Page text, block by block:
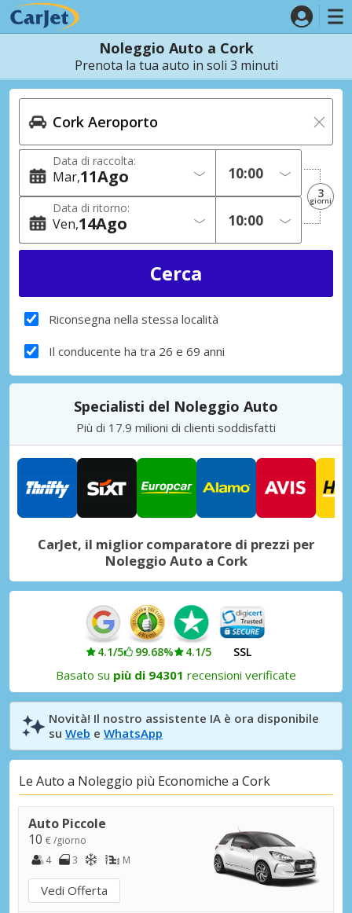
Noleggio Auto a Cork
Prenota la tua auto in soli 3 minuti
Data di raccolta:
Mar 11Ago
Data di ritorno:
Ven 14Ago
3
giorni
Riconsegna nella stessa località
Il conducente ha tra 26 e 69 anni
Specialisti del Noleggio Auto
Più di 17.9 milioni di clienti soddisfatti
CarJet, il miglior comparatore di prezzi per
Noleggio Auto a Cork
4.1/5 99.68% 4.1/5 SSL
Basato su più di 94301 recensioni verificate
Novità! Il nostro assistente IA è ora disponibile
su Web e WhatsApp
Le Auto a Noleggio più Economiche a Cork
Auto Piccole
10 € /giorno
4
3 M
Vedi Offerta